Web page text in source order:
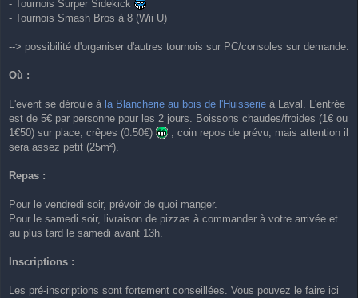
- Tournois Surper Sidekick
- Tournois Smash Bros à 8 (Wii U)
--> possibilité d'organiser d'autres tournois sur PC/consoles sur demande.
Où :
L'event se déroule à la Blancherie au bois de l'Huisserie à Laval. L'entrée
est de 5€ par personne pour les 2 jours. Boissons chaudes/froides (1€ ou
1€50) sur place, crêpes (0.50€)
, coin repos de prévu, mais attention il
sera assez petit (25m²).
Repas :
Pour le vendredi soir, prévoir de quoi manger.
Pour le samedi soir, livraison de pizzas à commander à votre arrivée et
au plus tard le samedi avant 13h.
Inscriptions :
Les pré-inscriptions sont fortement conseillées. Vous pouvez le faire ici